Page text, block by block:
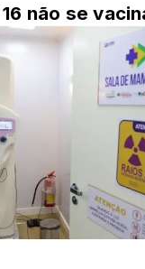
não se